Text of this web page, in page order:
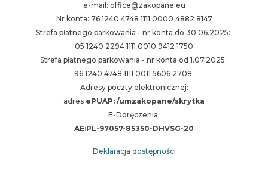
e-mail: office@zakopane.eu
Nr konta: 76 1240 4748 1111 0000 4882 8147
Strefa płatnego parkowania - nr konta do 30.06.2025:
05 1240 2294 1111 0010 9412 1750
Strefa płatnego parkowania - nr konta od 1.07.2025:
96 1240 4748 1111 0011 5606 2708
Adresy poczty elektronicznej:
adres ePUAP: /umzakopane/skrytka
E-Doręczenia:
AE:PL-97057-85350-DHVSG-20
Deklaracja dostępności